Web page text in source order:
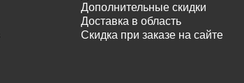
Дополнительные скидки
Доставка в область
Скидка при заказе на сайте